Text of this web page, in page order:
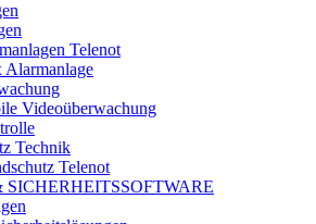
Telenot
Alarmanlage
Videoüberwachung
Technik
Telenot